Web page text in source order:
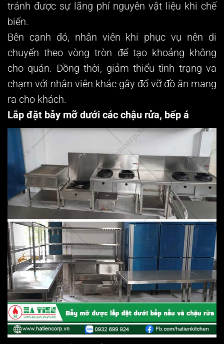
tránh được sự lãng phí nguyên vật liệu khi chế
biến.
Bên cạnh đó, nhân viên khi phục vụ nên di
chuyển theo vòng tròn để tạo khoảng không
cho quán. Đồng thời, giảm thiểu tình trạng va
chạm với nhân viên khác gây đổ vỡ đồ ăn mang
ra cho khách.
Lắp đặt bẫy mỡ dưới các chậu rửa, bếp á